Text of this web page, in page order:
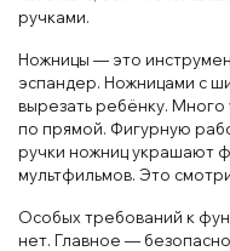
ручками.
Ножницы — это
эспандер. Ножницами с
вырезать ребёнку. Много
по прямой. Фигурную
ручки ножниц украшают
мультфильмов. Это
Особых требований к
нет. Главное —